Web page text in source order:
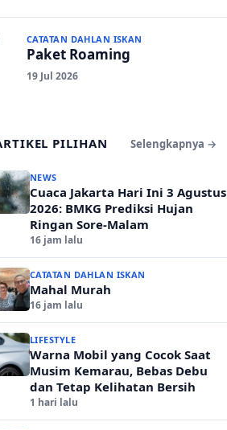
CATATAN DAHLAN ISKAN
Paket Roaming
19 Jul 2026
PILIHAN Selengkapnya →
NEWS
Cuaca Jakarta Hari Ini 3 Agustus
2026: BMKG Prediksi Hujan
Ringan Sore-Malam
16 jam lalu
CATATAN DAHLAN ISKAN
Mahal Murah
16 jam lalu
LIFESTYLE
Warna Mobil yang Cocok Saat
Musim Kemarau, Bebas Debu
dan Tetap Kelihatan Bersih
1 hari lalu